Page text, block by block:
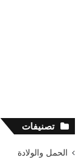
تصنيفات
الحمل والولادة